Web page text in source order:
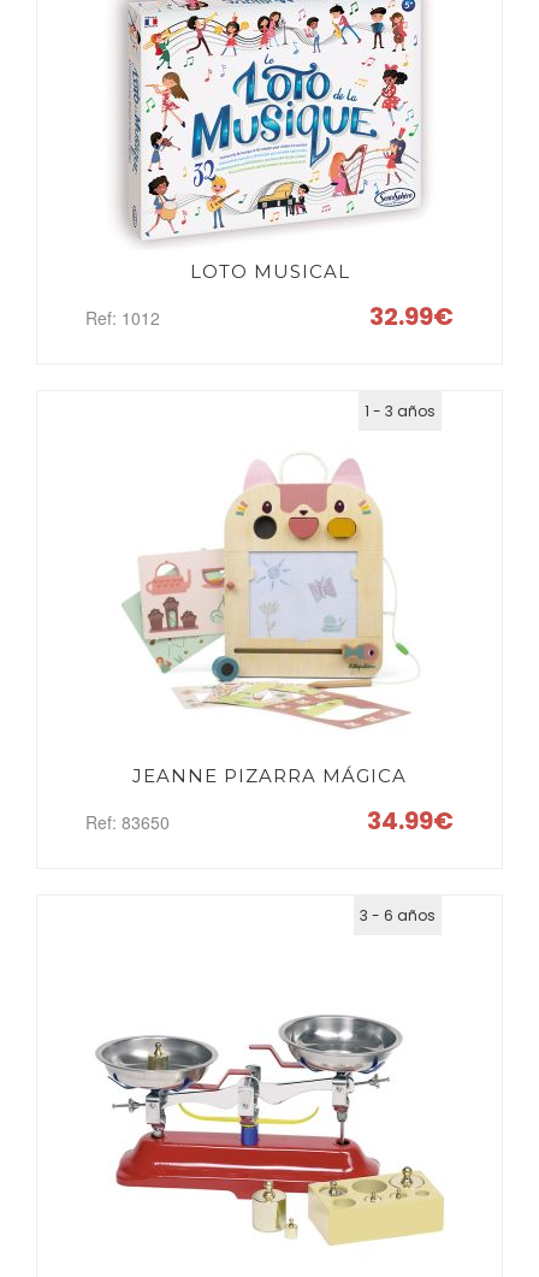
LOTO MUSICAL
Ref: 1012 32.99€
1 - 3 años
JEANNE PIZARRA MÁGICA
Ref: 83650 34.99€
3 - 6 años